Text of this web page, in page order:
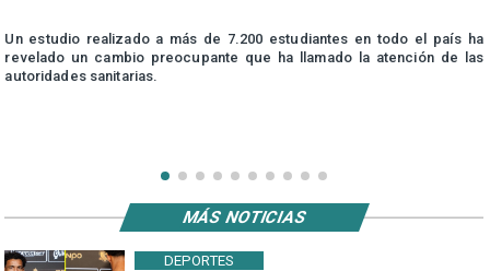
Un estudio realizado a más de 7.200 estudiantes en todo el país ha
revelado un cambio preocupante que ha llamado la atención de las
autoridades sanitarias.
DEPORTES
MÁS NOTICIAS